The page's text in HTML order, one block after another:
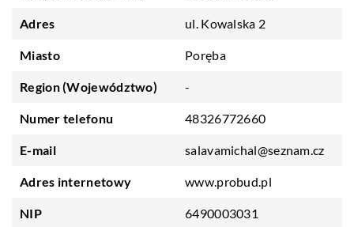
Adres ul. Kowalska 2
Miasto Poręba
Region (Województwo) -
Numer telefonu 48326772660
E-mail salavamichal@seznam.cz
Adres internetowy www.probud.pl
NIP 6490003031